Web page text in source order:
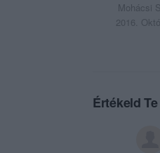
Mohácsi
2016.
Értékeld